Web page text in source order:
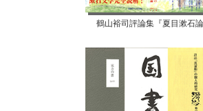
鶴山裕司評論集『夏目漱石論